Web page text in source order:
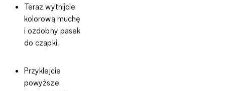
Teraz wytnijcie
kolorową muchę
i ozdobny pasek
do czapki.
Przyklejcie
powyższe